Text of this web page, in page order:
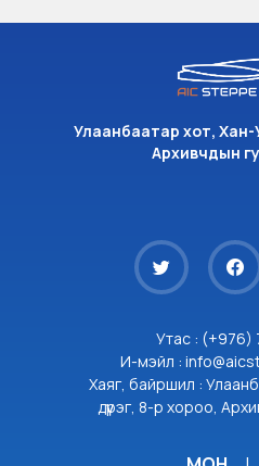
Улаанбаатар хот, Хан-
Архивчдын
Утас : (+976)
И-мэйл :
Хаяг, байршил :
дүүрэг, 8-р хороо,